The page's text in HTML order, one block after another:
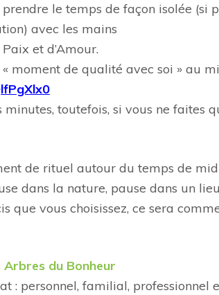
le temps de façon isolée
avec les mains
et d’Amour.
moment de qualité avec soi » au
toutefois, si vous ne faites
de rituel autour du temps de
dans la nature, pause dans un
vous choisissez, ce sera
du Bonheur
: personnel, familial,